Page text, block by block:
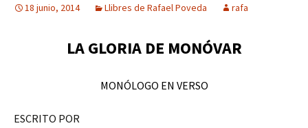
18 junio, 2014 Llibres de Rafael Poveda rafa
LA GLORIA DE MONÓVAR
MONÓLOGO EN VERSO
ESCRITO POR